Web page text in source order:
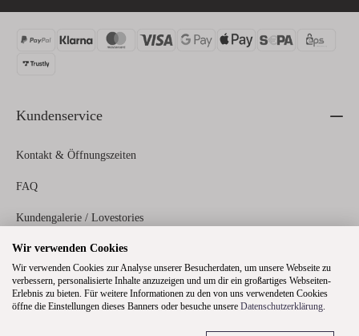
Kundenservice
Kontakt & Öffnungszeiten
FAQ
Kundengalerie / Lovestories
Zahlungs- und Versandinformationen
Rechtliches
Wir verwenden Cookies
Wir verwenden Cookies zur Analyse unserer Besucherdaten, um unsere Webseite zu
verbessern, personalisierte Inhalte anzuzeigen und um dir ein großartiges Webseiten-
Erlebnis zu bieten. Für weitere Informationen zu den von uns verwendeten Cookies
öffne die Einstellungen dieses Banners oder besuche unsere Datenschutzerklärung.